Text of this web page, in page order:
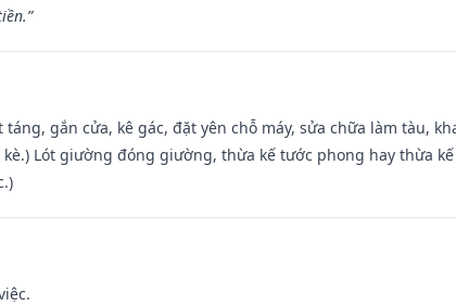
táng, gắn cửa, kê gác, đặt yên chỗ máy, sửa chữa làm tàu,
Lót giường đóng giường, thừa kế tước phong hay thừa